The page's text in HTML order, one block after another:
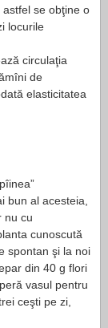
se obţine o
locurile
circulaţia
de
elasticitatea
bun al acesteia,
nu cu
cunoscută
spontan şi la noi
din 40 g flori
vasul pentru
ceşti pe zi,